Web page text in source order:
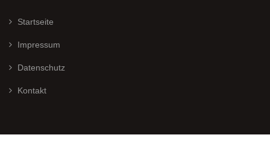
Startseite
Impressum
Datenschutz
Kontakt